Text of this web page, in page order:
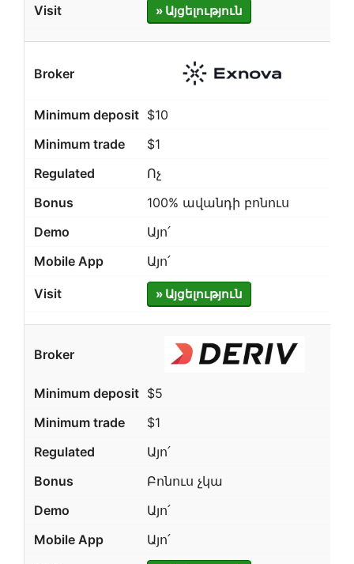
» Այցելություն
$10
$1
Ոչ
100% ավանդի բոնուս
Այո՛
Այո՛
» Այցելություն
$5
$1
Այո՛
Բոնուս չկա
Այո՛
Այո՛